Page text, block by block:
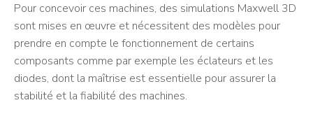
Pour concevoir ces machines, des simulations Maxwell 3D
sont mises en œuvre et nécessitent des modèles pour
prendre en compte le fonctionnement de certains
composants comme par exemple les éclateurs et les
diodes, dont la maîtrise est essentielle pour assurer la
stabilité et la fiabilité des machines.